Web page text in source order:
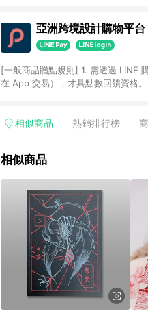
亞洲跨境設計購物平
[一般商品贈點規則] 1. 需透過 LINE
在 App 交易），才具點數回饋資格
格，部分退款不在此限。 6. APP
使用規則請以點數紅包活動說明為準
相似商品 熱銷排行榜
相似商品